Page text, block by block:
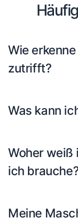
Wie
zutrifft?
Was kann
Woher weiß
ich
Meine